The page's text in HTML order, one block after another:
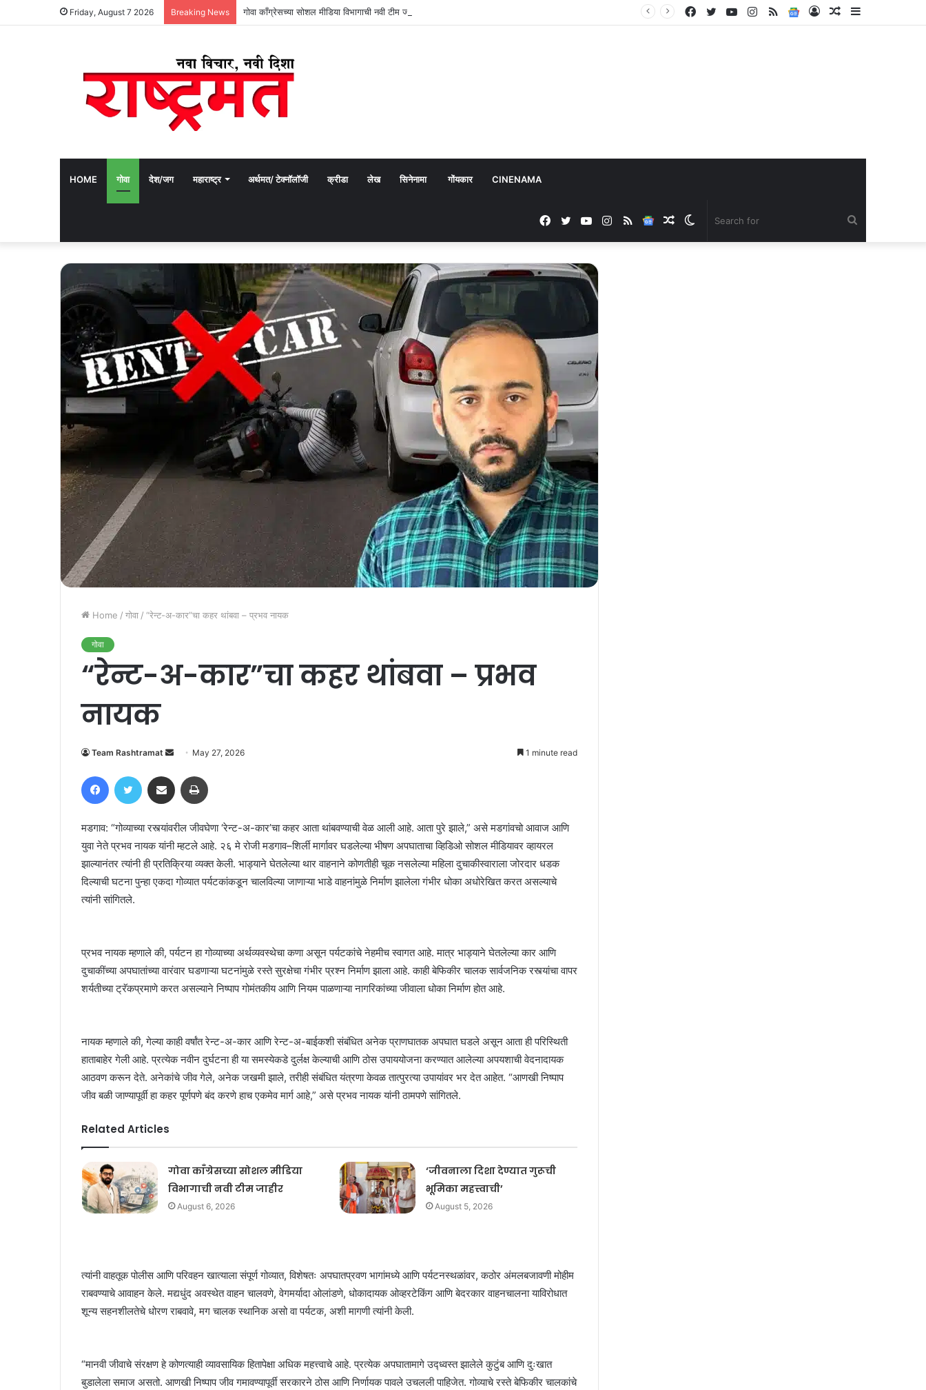
Friday, August 7 2026 Breaking News गोवा काँग्रेसच्या सोशल मीडिया विभागाची नवी टीम जाहीर Sidebar
Random
Log
Google
RSS
Instagram
YouTube
Twitter
Facebook
HOME गोवा देश/जग महाराष्ट्र अर्थमत/ टेक्नॉलॉजी क्रीडा लेख सिनेनामा गोंयकार CINENAMA
Switch
Random
Google
RSS
Instagram
YouTube
Twitter
Facebook
Home / गोवा / “रेन्ट-अ-कार”चा कहर थांबवा – प्रभव नायक
गोवा
“रेन्ट-अ-कार”चा कहर थांबवा – प्रभव
नायक
Team Rashtramat
Send
email
May 27, 2026 1 minute read
FacebookTwitter Share via Email
मडगाव: “गोव्याच्या रस्त्यांवरील जीवघेणा ‘रेन्ट-अ-कार’चा कहर आता थांबवण्याची वेळ आली आहे. आता पुरे झाले,” असे मडगांवचो आवाज आणि
युवा नेते प्रभव नायक यांनी म्हटले आहे. २६ मे रोजी मडगाव–शिर्ली मार्गावर घडलेल्या भीषण अपघाताचा व्हिडिओ सोशल मीडियावर व्हायरल
झाल्यानंतर त्यांनी ही प्रतिक्रिया व्यक्त केली. भाड्याने घेतलेल्या थार वाहनाने कोणतीही चूक नसलेल्या महिला दुचाकीस्वाराला जोरदार धडक
दिल्याची घटना पुन्हा एकदा गोव्यात पर्यटकांकडून चालविल्या जाणाऱ्या भाडे वाहनांमुळे निर्माण झालेला गंभीर धोका अधोरेखित करत असल्याचे
त्यांनी सांगितले.
प्रभव नायक म्हणाले की, पर्यटन हा गोव्याच्या अर्थव्यवस्थेचा कणा असून पर्यटकांचे नेहमीच स्वागत आहे. मात्र भाड्याने घेतलेल्या कार आणि
दुचाकींच्या अपघातांच्या वारंवार घडणाऱ्या घटनांमुळे रस्ते सुरक्षेचा गंभीर प्रश्न निर्माण झाला आहे. काही बेफिकीर चालक सार्वजनिक रस्त्यांचा वापर
शर्यतीच्या ट्रॅकप्रमाणे करत असल्याने निष्पाप गोमंतकीय आणि नियम पाळणाऱ्या नागरिकांच्या जीवाला धोका निर्माण होत आहे.
नायक म्हणाले की, गेल्या काही वर्षांत रेन्ट-अ-कार आणि रेन्ट-अ-बाईकशी संबंधित अनेक प्राणघातक अपघात घडले असून आता ही परिस्थिती
हाताबाहेर गेली आहे. प्रत्येक नवीन दुर्घटना ही या समस्येकडे दुर्लक्ष केल्याची आणि ठोस उपाययोजना करण्यात आलेल्या अपयशाची वेदनादायक
आठवण करून देते. अनेकांचे जीव गेले, अनेक जखमी झाले, तरीही संबंधित यंत्रणा केवळ तात्पुरत्या उपायांवर भर देत आहेत. “आणखी निष्पाप
जीव बळी जाण्यापूर्वी हा कहर पूर्णपणे बंद करणे हाच एकमेव मार्ग आहे,” असे प्रभव नायक यांनी ठामपणे सांगितले.
Related Articles
गोवा काँग्रेसच्या सोशल मीडिया
विभागाची नवी टीम जाहीर
August 6, 2026
‘जीवनाला दिशा देण्यात गुरूची
भूमिका महत्त्वाची’
August 5, 2026
त्यांनी वाहतूक पोलीस आणि परिवहन खात्याला संपूर्ण गोव्यात, विशेषतः अपघातप्रवण भागांमध्ये आणि पर्यटनस्थळांवर, कठोर अंमलबजावणी मोहीम
राबवण्याचे आवाहन केले. मद्यधुंद अवस्थेत वाहन चालवणे, वेगमर्यादा ओलांडणे, धोकादायक ओव्हरटेकिंग आणि बेदरकार वाहनचालना याविरोधात
शून्य सहनशीलतेचे धोरण राबवावे, मग चालक स्थानिक असो वा पर्यटक, अशी मागणी त्यांनी केली.
“मानवी जीवाचे संरक्षण हे कोणत्याही व्यावसायिक हितापेक्षा अधिक महत्त्वाचे आहे. प्रत्येक अपघातामागे उद्ध्वस्त झालेले कुटुंब आणि दुःखात
बुडालेला समाज असतो. आणखी निष्पाप जीव गमावण्यापूर्वी सरकारने ठोस आणि निर्णायक पावले उचलली पाहिजेत. गोव्याचे रस्ते बेफिकीर चालकांचे